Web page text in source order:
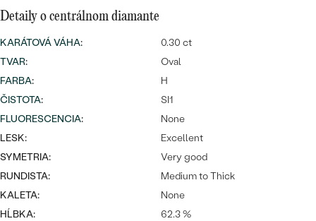
Najpredávanejšie
svadobné
obrúčky
PREZRIEŤ
DRAHOKAM
PODĽA MATERIÁLU
PLATINA
STRIEBRO
S DRAHOKAMAMI
S LAB GROWN DIAMANTMI
S PERLAMI
PODĽA ŠTÝLU
PERSONALIZOVANÉ
CENOVO DOSTUPNÉ
LUXUSNÉ
LUXUSNÉ
Detaily o centrálnom diamante
KARÁTOVÁ VÁHA:
0.30 ct
TVAR:
Oval
FARBA:
H
ČISTOTA:
SI1
FLUORESCENCIA:
None
LESK:
Excellent
SYMETRIA:
Very good
RUNDISTA:
Medium to Thick
KALETA:
None
HĹBKA:
62.3 %